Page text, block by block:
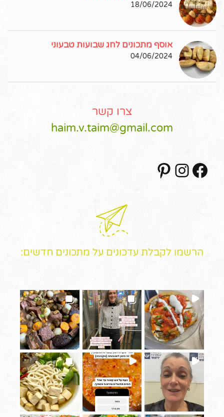
18/06/2024
אוסף מתכונים לחג שבועות טבעוני
04/06/2024
צרו קשר
haim.v.taim@gmail.com
Facebook
Instagram
הרשמו לקבלת עדכונים על מתכונים חדשים: